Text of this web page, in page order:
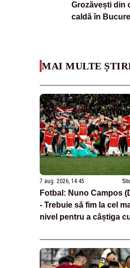
Grozăvești din
caldă în
MAI MULTE
7 aug. 2026, 14:45
Fotbal: Nuno Campos
- Trebuie să fim la cel
nivel pentru a câștiga